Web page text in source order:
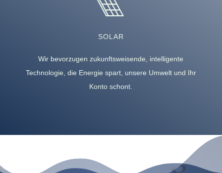
SOLAR
Wir bevorzugen zukunftsweisende, intelligente
Technologie, die Energie spart, unsere Umwelt und Ihr
Konto schont.